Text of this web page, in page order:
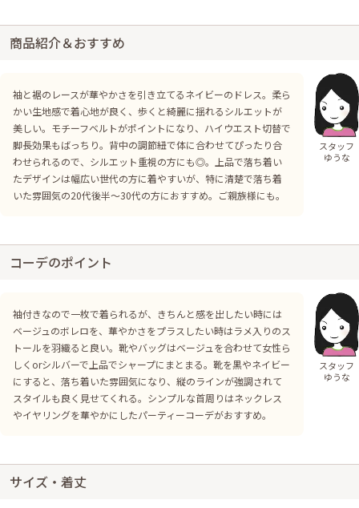
商品紹介＆おすすめ
袖と裾のレースが華やかさを引き立てるネイビーのドレス。柔ら
かい生地感で着心地が良く、歩くと綺麗に揺れるシルエットが
美しい。モチーフベルトがポイントになり、ハイウエスト切替で
脚長効果もばっちり。背中の調節紐で体に合わせてぴったり合
わせられるので、シルエット重視の方にも◎。上品で落ち着い
たデザインは幅広い世代の方に着やすいが、特に清楚で落ち着
いた雰囲気の20代後半〜30代の方におすすめ。ご親族様にも。
スタッフ
ゆうな
コーデのポイント
袖付きなので一枚で着られるが、きちんと感を出したい時には
ベージュのボレロを、華やかさをプラスしたい時はラメ入りのス
トールを羽織ると良い。靴やバッグはベージュを合わせて女性ら
しくorシルバーで上品でシャープにまとまる。靴を黒やネイビー
にすると、落ち着いた雰囲気になり、縦のラインが強調されて
スタイルも良く見せてくれる。シンプルな首周りはネックレス
やイヤリングを華やかにしたパーティーコーデがおすすめ。
スタッフ
ゆうな
サイズ・着丈